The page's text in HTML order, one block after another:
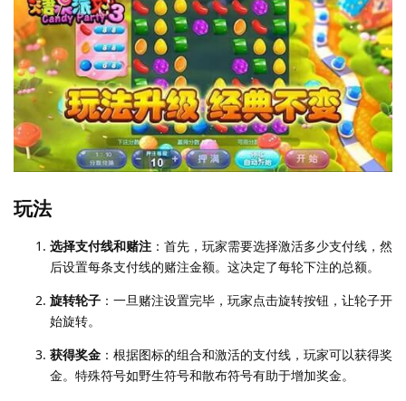
玩法
选择支付线和赌注 ：首先，玩家需要选择激活多少支付线，然
后设置每条支付线的赌注金额。这决定了每轮下注的总额。
旋转轮子 ：一旦赌注设置完毕，玩家点击旋转按钮，让轮子开
始旋转。
获得奖金 ：根据图标的组合和激活的支付线，玩家可以获得奖
金。特殊符号如野生符号和散布符号有助于增加奖金。